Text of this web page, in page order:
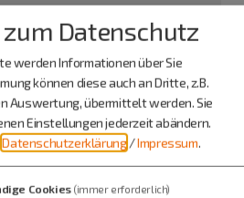
Datenschutz
werden Informationen über Sie
können diese auch an Dritte, z.B.
Auswertung, übermittelt werden. Sie
Einstellungen jederzeit abändern.
Datenschutzerklärung /Impressum.
Cookies (immer erforderlich)